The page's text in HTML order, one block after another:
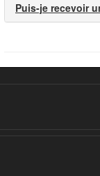
Puis-je recevoir